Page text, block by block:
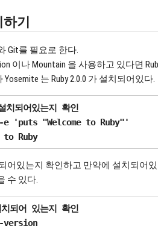
기
Git를 필요로 한다.
이나 Mountain 을 사용하고 있다면
Yosemite 는 Ruby 2.0.0 가 설치되어있다.
치되어있는지 확인
'puts "Welcome to Ruby"'
Welcome to Ruby
어있는지 확인하고 만약에 설치되어
수 있다.
되어 있는지 확인